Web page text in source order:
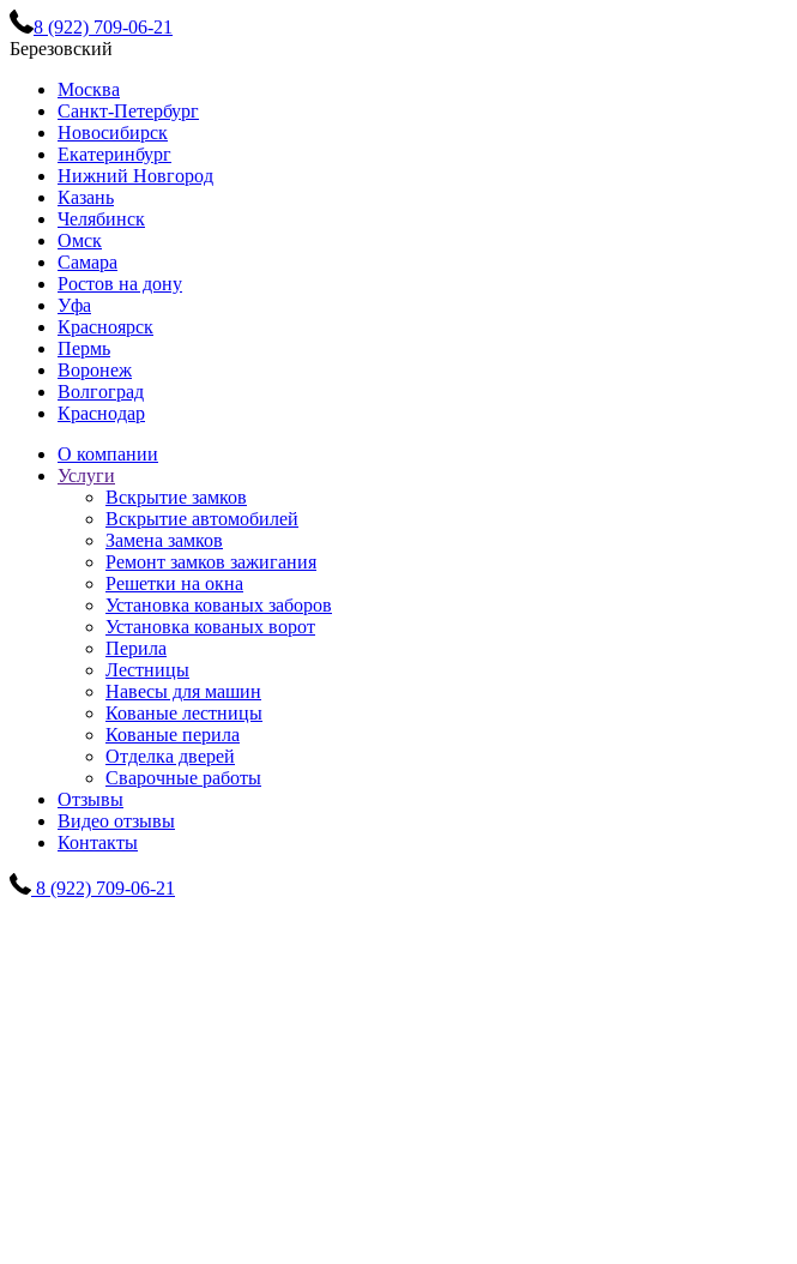
8 (922) 709-06-21
Березовский
Москва
Санкт-Петербург
Новосибирск
Екатеринбург
Нижний Новгород
Казань
Челябинск
Омск
Самара
Ростов на дону
Уфа
Красноярск
Пермь
Воронеж
Волгоград
Краснодар
О компании
Услуги
Вскрытие замков
Вскрытие автомобилей
Замена замков
Ремонт замков зажигания
Решетки на окна
Установка кованых заборов
Установка кованых ворот
Перила
Лестницы
Навесы для машин
Кованые лестницы
Кованые перила
Отделка дверей
Сварочные работы
Отзывы
Видео отзывы
Контакты
8 (922) 709-06-21